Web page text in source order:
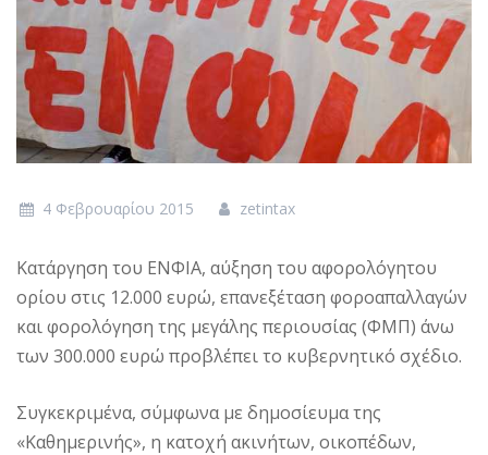
4 Φεβρουαρίου 2015 zetintax
Κατάργηση του ΕΝΦΙΑ, αύξηση του αφορολόγητου
ορίου στις 12.000 ευρώ, επανεξέταση φοροαπαλλαγών
και φορολόγηση της μεγάλης περιουσίας (ΦΜΠ) άνω
των 300.000 ευρώ προβλέπει το κυβερνητικό σχέδιο.
Συγκεκριμένα, σύμφωνα με δημοσίευμα της
«Καθημερινής», η κατοχή ακινήτων, οικοπέδων,